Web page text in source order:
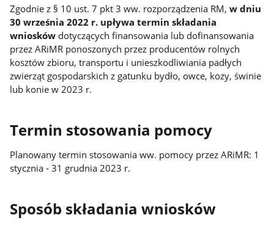
Zgodnie z § 10 ust. 7 pkt 3 ww. rozporządzenia RM,w dniu
30 września 2022 r. upływa termin składania
wniosków dotyczących finansowania lub dofinansowania
przez ARiMR ponoszonych przez producentów rolnych
kosztów zbioru, transportu i unieszkodliwiania padłych
zwierząt gospodarskich z gatunku bydło, owce, kozy, świnie
lub konie w 2023 r.
Termin stosowania pomocy
Planowany termin stosowania ww. pomocy przez ARiMR: 1
stycznia ‐ 31 grudnia 2023 r.
Sposób składania wniosków